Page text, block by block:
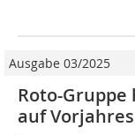
Ausgabe 03/2025
Roto-
auf